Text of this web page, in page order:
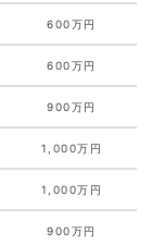
600万円
600万円
900万円
1,000万円
1,000万円
900万円